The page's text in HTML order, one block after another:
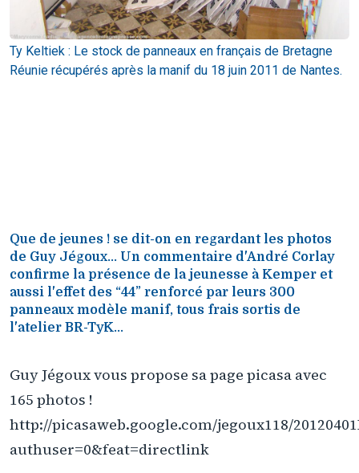
Ty Keltiek : Le stock de panneaux en français de Bretagne
Réunie récupérés après la manif du 18 juin 2011 de Nantes.
Que de jeunes ! se dit-on en regardant les photos
de Guy Jégoux... Un commentaire d'André Corlay
confirme la présence de la jeunesse à Kemper et
aussi l'effet des “44” renforcé par leurs 300
panneaux modèle manif, tous frais sortis de
l'atelier BR-TyK...
Guy Jégoux vous propose sa page picasa avec
165 photos !
http://picasaweb.google.com/jegoux118/
authuser=0&feat=directlink